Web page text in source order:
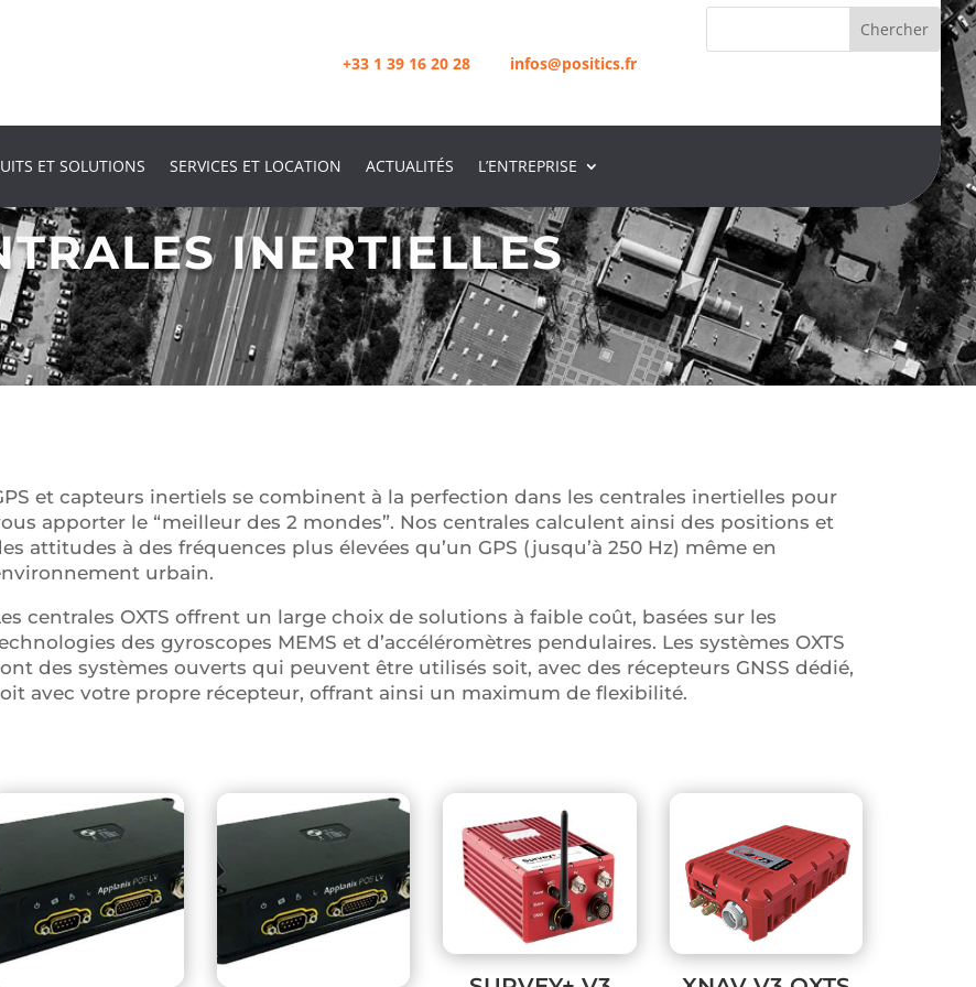
INERTIELLES
+33 1 39 16 20 28 infos@positics.fr
infos@positics.fr
ET SOLUTIONS SERVICES ET LOCATION ACTUALITÉS L’ENTREPRISE
et capteurs inertiels se combinent à la perfection dans les centrales inertielles pour
apporter le “meilleur des 2 mondes”. Nos centrales calculent ainsi des positions et
attitudes à des fréquences plus élevées qu’un GPS (jusqu’à 250 Hz) même en
urbain.
centrales OXTS offrent un large choix de solutions à faible coût, basées sur les
des gyroscopes MEMS et d’accéléromètres pendulaires. Les systèmes OXTS
des systèmes ouverts qui peuvent être utilisés soit, avec des récepteurs GNSS dédié,
avec votre propre récepteur, offrant ainsi un maximum de flexibilité.